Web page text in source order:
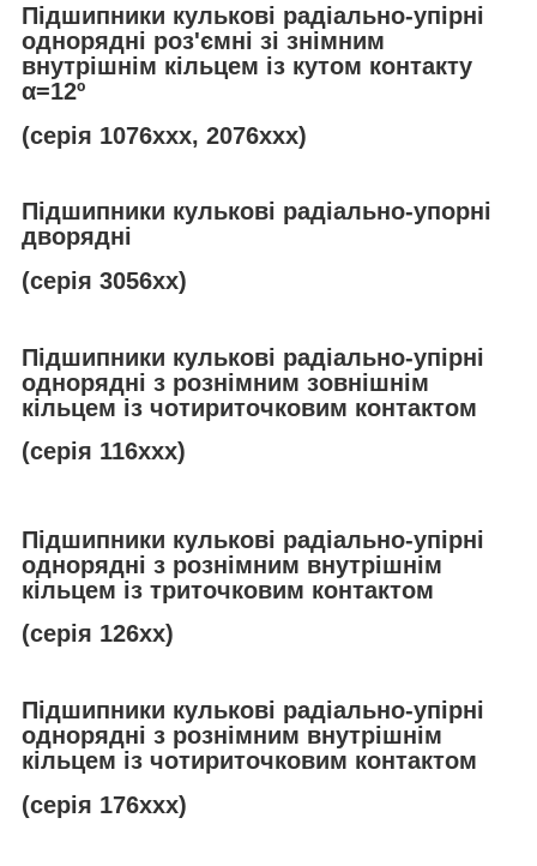
Підшипники кулькові радіально-упірні
однорядні роз'ємні зі знімним
внутрішнім кільцем із кутом контакту
α=12º
(серія 1076ххх, 2076ххх)
Підшипники кулькові радіально-упорні
дворядні
(серія 3056хх)
Підшипники кулькові радіально-упірні
однорядні з рознімним зовнішнім
кільцем із чотириточковим контактом
(серія 116ххх)
Підшипники кулькові радіально-упірні
однорядні з рознімним внутрішнім
кільцем із триточковим контактом
(серія 126хх)
Підшипники кулькові радіально-упірні
однорядні з рознімним внутрішнім
кільцем із чотириточковим контактом
(серія 176ххх)